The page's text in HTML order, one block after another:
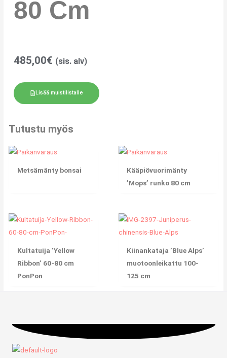
80 Cm
485,00€ (sis. alv)
Lisää muistilistalle
Tutustu myös
Metsämänty bonsai
Kääpiövuorimänty
’Mops’ runko 80 cm
Kultatuija ’Yellow
Ribbon’ 60-80 cm
PonPon
Kiinankataja ’Blue Alps’
muotoonleikattu 100-
125 cm